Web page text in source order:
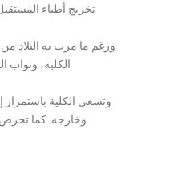
تخريج أطباء
ورغم ما مرت به البلاد
الكلية، ونواب
وتسعى الكلية باستمرار